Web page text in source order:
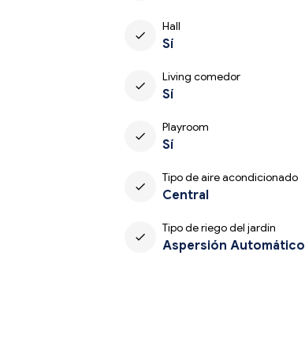
check
Hall
Sí
check
Living comedor
Sí
check
Playroom
Sí
check
Tipo de aire acondicionado
Central
check
Tipo de riego del jardín
Aspersión Automático